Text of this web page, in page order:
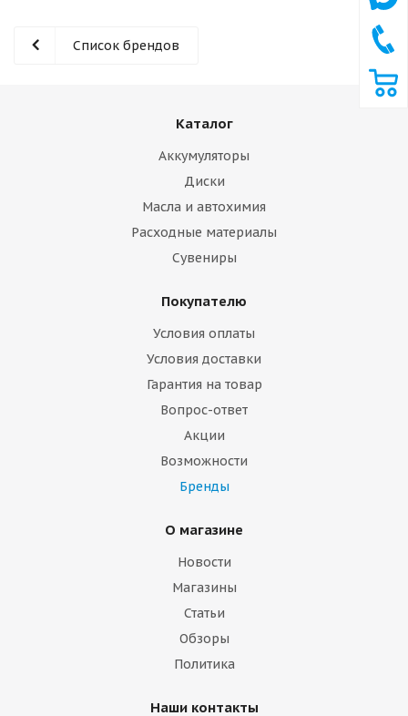
Список брендов
Каталог
Аккумуляторы
Диски
Масла и автохимия
Расходные материалы
Сувениры
Покупателю
Условия оплаты
Условия доставки
Гарантия на товар
Вопрос-ответ
Акции
Возможности
Бренды
О магазине
Новости
Магазины
Статьи
Обзоры
Политика
Наши контакты